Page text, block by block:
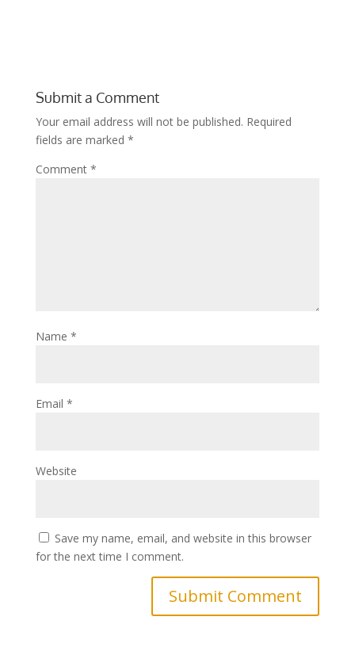
Submit a Comment
Your email address will not be published. Required
fields are marked *
Comment *
Name *
Email *
Website
Save my name, email, and website in this browser
for the next time I comment.